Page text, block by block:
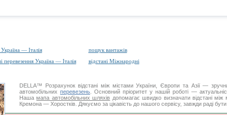
— Італія
пошук вантажів
перевезення Україна — Італія відстані Міжнародні
DELLA™ Розрахунок відстані між містами України, Європи та Азії —
автомобільнихперевезень . Основний пріоритет у нашій роботі —
Нашамапа автомобільних шляхів допомагає швидко визначати відстані
Кремона — Хоростків. Дякуємо за цікавість до нашого сервісу, завжди раді